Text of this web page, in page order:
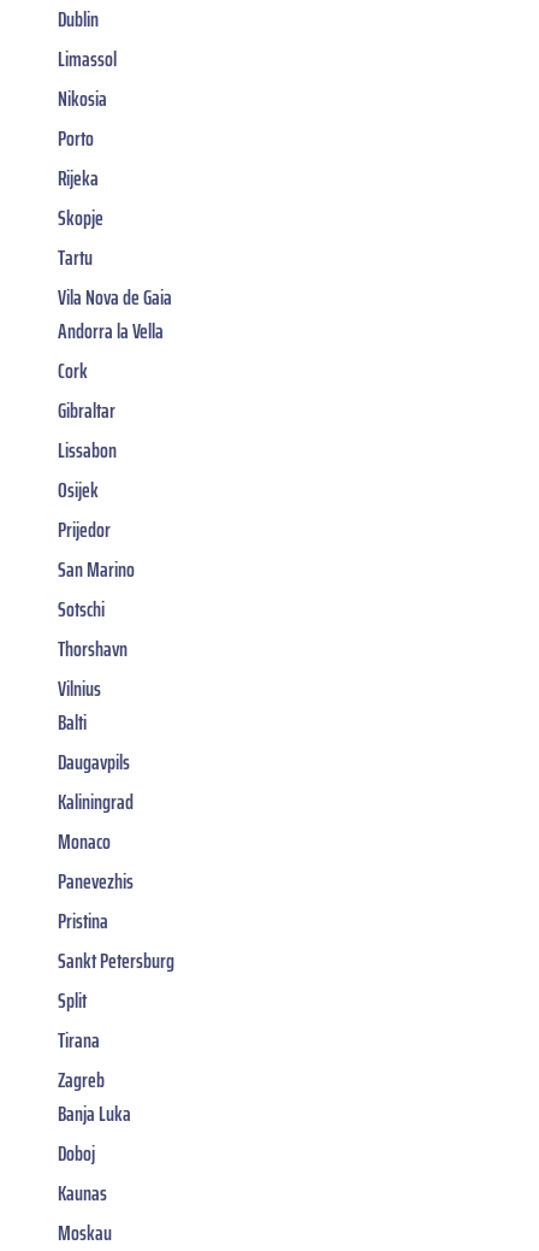
Dublin
Limassol
Nikosia
Porto
Rijeka
Skopje
Tartu
Vila Nova de Gaia
Andorra la Vella
Cork
Gibraltar
Lissabon
Osijek
Prijedor
San Marino
Sotschi
Thorshavn
Vilnius
Balti
Daugavpils
Kaliningrad
Monaco
Panevezhis
Pristina
Sankt Petersburg
Split
Tirana
Zagreb
Banja Luka
Doboj
Kaunas
Moskau